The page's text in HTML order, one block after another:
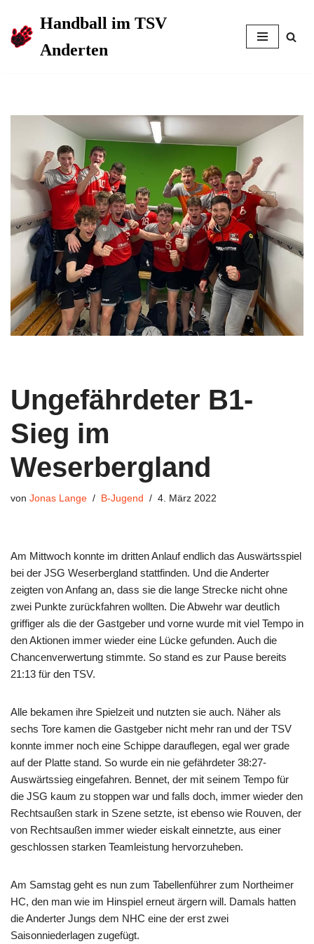
Zum
Handball im TSV
Anderten
Ungefährdeter B1-
Sieg im
Weserbergland
von Jonas Lange B-Jugend 4. März 2022
Am Mittwoch konnte im dritten Anlauf endlich das Auswärtsspiel
bei der JSG Weserbergland stattfinden. Und die Anderter
zeigten von Anfang an, dass sie die lange Strecke nicht ohne
zwei Punkte zurückfahren wollten. Die Abwehr war deutlich
griffiger als die der Gastgeber und vorne wurde mit viel Tempo in
den Aktionen immer wieder eine Lücke gefunden. Auch die
Chancenverwertung stimmte. So stand es zur Pause bereits
21:13 für den TSV.
Alle bekamen ihre Spielzeit und nutzten sie auch. Näher als
sechs Tore kamen die Gastgeber nicht mehr ran und der TSV
konnte immer noch eine Schippe darauflegen, egal wer grade
auf der Platte stand. So wurde ein nie gefährdeter 38:27-
Auswärtssieg eingefahren. Bennet, der mit seinem Tempo für
die JSG kaum zu stoppen war und falls doch, immer wieder den
Rechtsaußen stark in Szene setzte, ist ebenso wie Rouven, der
von Rechtsaußen immer wieder eiskalt einnetzte, aus einer
geschlossen starken Teamleistung hervorzuheben.
Am Samstag geht es nun zum Tabellenführer zum Northeimer
HC, den man wie im Hinspiel erneut ärgern will. Damals hatten
die Anderter Jungs dem NHC eine der erst zwei
Saisonniederlagen zugefügt.